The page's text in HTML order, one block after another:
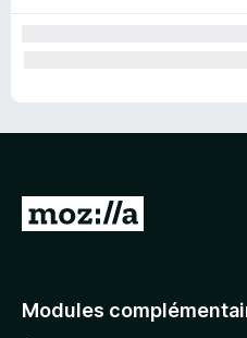
A
e
Modules